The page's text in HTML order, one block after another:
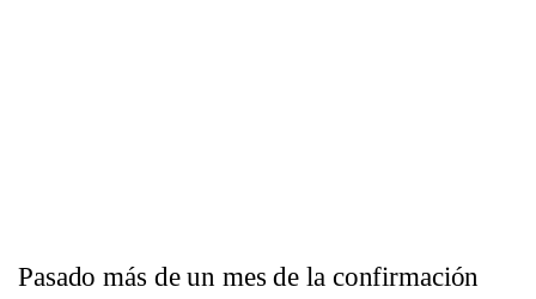
Pasado más de un mes de la confirmación